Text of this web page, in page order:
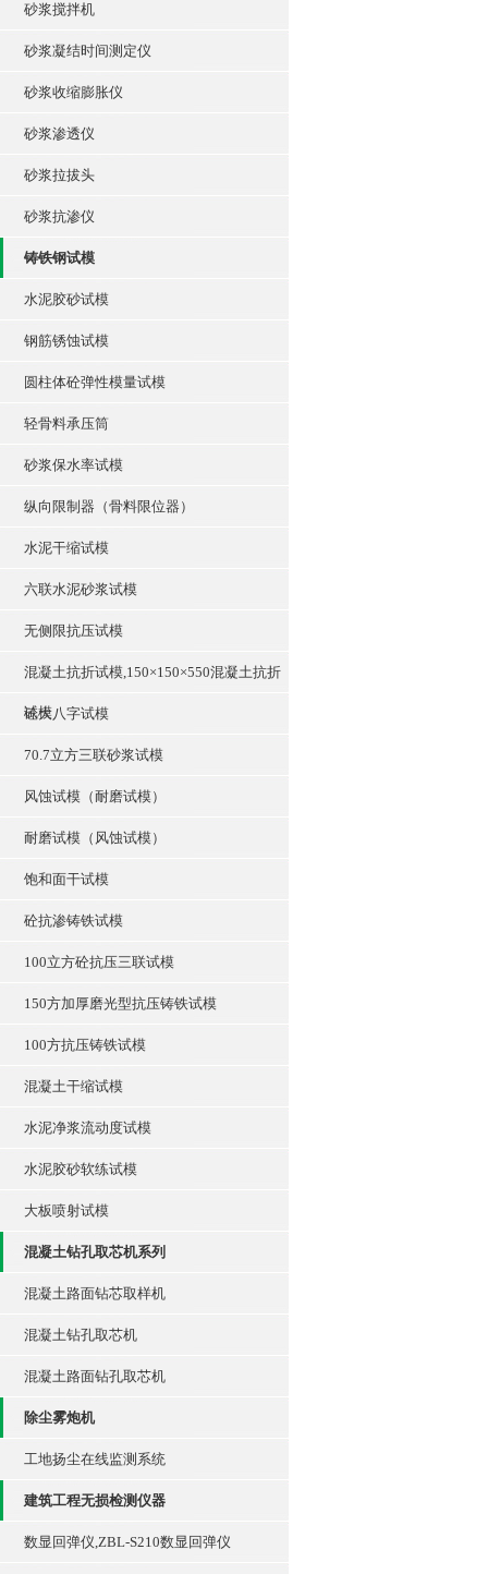
砂浆搅拌机
砂浆凝结时间测定仪
砂浆收缩膨胀仪
砂浆渗透仪
砂浆拉拔头
砂浆抗渗仪
铸铁钢试模
水泥胶砂试模
钢筋锈蚀试模
圆柱体砼弹性模量试模
轻骨料承压筒
砂浆保水率试模
纵向限制器（骨料限位器）
水泥干缩试模
六联水泥砂浆试模
无侧限抗压试模
混凝土抗折试模,150×150×550混凝土抗折
试模
砼大八字试模
70.7立方三联砂浆试模
风蚀试模（耐磨试模）
耐磨试模（风蚀试模）
饱和面干试模
砼抗渗铸铁试模
100立方砼抗压三联试模
150方加厚磨光型抗压铸铁试模
100方抗压铸铁试模
混凝土干缩试模
水泥净浆流动度试模
水泥胶砂软练试模
大板喷射试模
混凝土钻孔取芯机系列
混凝土路面钻芯取样机
混凝土钻孔取芯机
混凝土路面钻孔取芯机
除尘雾炮机
工地扬尘在线监测系统
建筑工程无损检测仪器
数显回弹仪,ZBL-S210数显回弹仪